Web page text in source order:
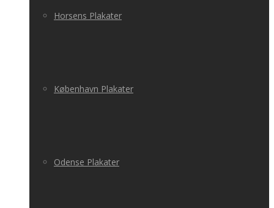
Horsens Plakater
København Plakater
Odense Plakater